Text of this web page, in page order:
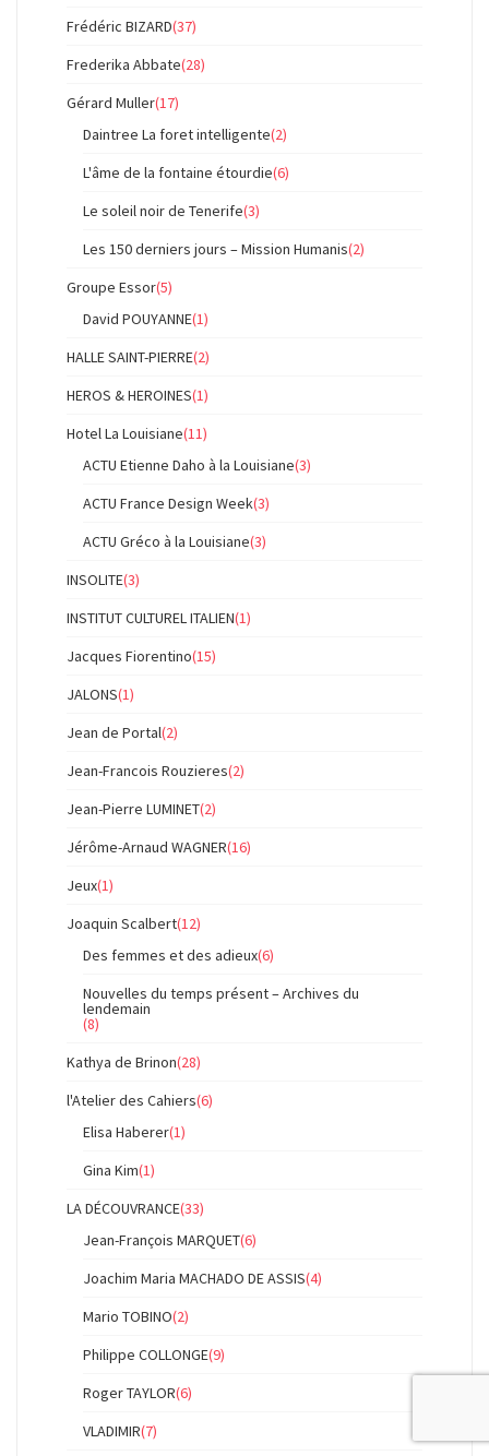
Frédéric BIZARD(37)
Frederika Abbate(28)
Gérard Muller(17)
Daintree La foret intelligente(2)
L'âme de la fontaine étourdie(6)
Le soleil noir de Tenerife(3)
Les 150 derniers jours – Mission Humanis(2)
Groupe Essor(5)
David POUYANNE(1)
HALLE SAINT-PIERRE(2)
HEROS & HEROINES(1)
Hotel La Louisiane(11)
ACTU Etienne Daho à la Louisiane(3)
ACTU France Design Week(3)
ACTU Gréco à la Louisiane(3)
INSOLITE(3)
INSTITUT CULTUREL ITALIEN(1)
Jacques Fiorentino(15)
JALONS(1)
Jean de Portal(2)
Jean-Francois Rouzieres(2)
Jean-Pierre LUMINET(2)
Jérôme-Arnaud WAGNER(16)
Jeux(1)
Joaquin Scalbert(12)
Des femmes et des adieux(6)
Nouvelles du temps présent – Archives du
lendemain
(8)
Kathya de Brinon(28)
l'Atelier des Cahiers(6)
Elisa Haberer(1)
Gina Kim(1)
LA DÉCOUVRANCE(33)
Jean-François MARQUET(6)
Joachim Maria MACHADO DE ASSIS(4)
Mario TOBINO(2)
Philippe COLLONGE(9)
Roger TAYLOR(6)
VLADIMIR(7)